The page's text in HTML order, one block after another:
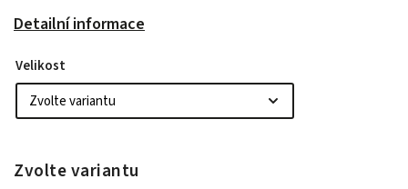
Detailní informace
Velikost
Zvolte variantu